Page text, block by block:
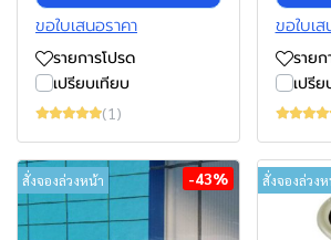
ขอใบเสนอราคา
รายการโปรด
เปรียบเทียบ
(1)
ขอใบเ
รายก
เปรี
สั่งจองล่วงหน้า -43% สั่งจองล่วง